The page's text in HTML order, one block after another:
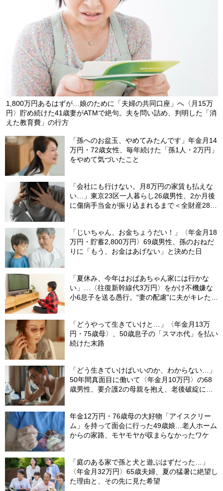
1,800万円あるはずが…娘のために「夫婦の共同口座」へ〈月15万
円〉貯め続けた41歳妻がATMで絶句。夫を問い詰め、判明した「消
えた教育費」の行方
「孫へのお盆玉、やめてみたんです」年金月14
万円・72歳女性、毎年続けた「孫1人・2万円」
をやめて気づいたこと
「会社にも行けない。月8万円の家賃も払えな
い…」東京23区一人暮らし26歳男性、2か月後
に傷病手当金が振り込まれるまで＜全財産28万
「じいちゃん、お金ちょうだい！」〈年金月18
万円・貯蓄2,800万円〉69歳男性、孫のおねだ
りに「もう、お金はあげない」と決めた日
「夏休み、今年はおばあちゃん家には行かな
い」…〈往復新幹線代3万円〉をかけ不機嫌な
小6息子を送る愚行。“妻の配慮”に夫がキレたワ
「どうやって生きていけと…」〈年金月13万
円・75歳母〉、50歳息子の「スマホ代」を払い
続けた末路
「どう生きていけばいいのか、わからない…」
50年間真面目に働いて〈年金月10万円〉の68
歳男性、要介護2の母親を抱え、老後破綻に怯
年金12万円・76歳母の大好物「アイスクリー
ム」を持って面会に行った49歳娘…老人ホーム
からの家路、モヤモヤが収まらなかったワケ
「庭のある家で孫と犬と遊ぶはずだった…」
〈年金月32万円〉65歳夫婦、夏の猛暑に絶望し
た理由と、その先に見た希望